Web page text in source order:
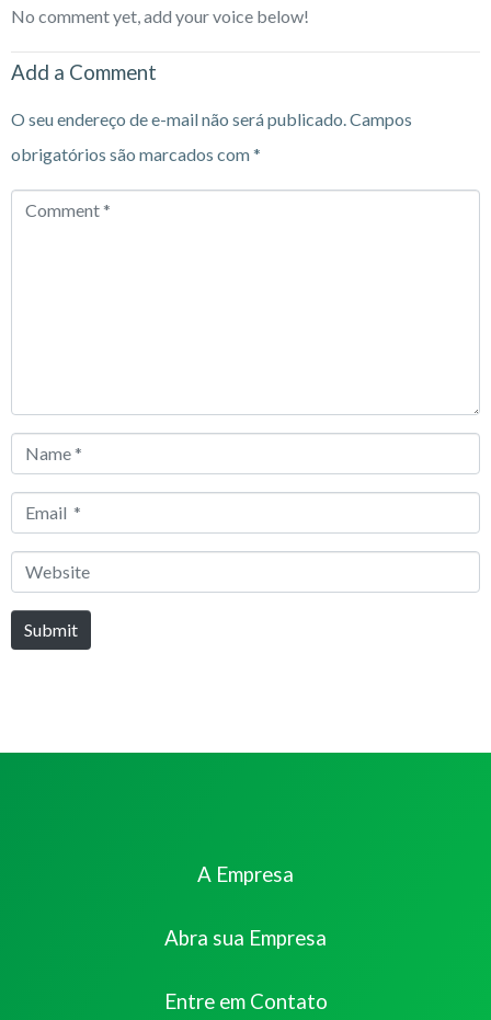
No comment yet, add your voice below!
Add a Comment
O seu endereço de e-mail não será publicado.Campos
obrigatórios são marcados com*
Comment
Name
Email
Website
Submit
A Empresa
Abra sua Empresa
Entre em Contato